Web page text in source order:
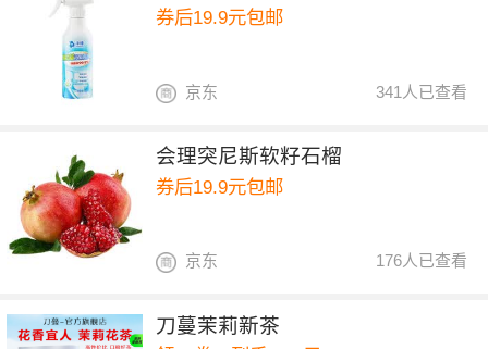
券后19.9元包邮
341人已查看
京东
会理突尼斯软籽石榴
券后19.9元包邮
176人已查看
京东
刀蔓茉莉新茶